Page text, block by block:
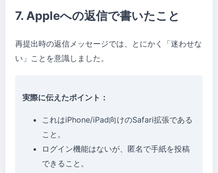
7. Appleへの返信で書いたこと
再提出時の返信メッセージでは、とにかく「迷わせな
い」ことを意識しました。
実際に伝えたポイント：
これはiPhone/iPad向けのSafari拡張である
こと。
ログイン機能はないが、匿名で手紙を投稿
できること。